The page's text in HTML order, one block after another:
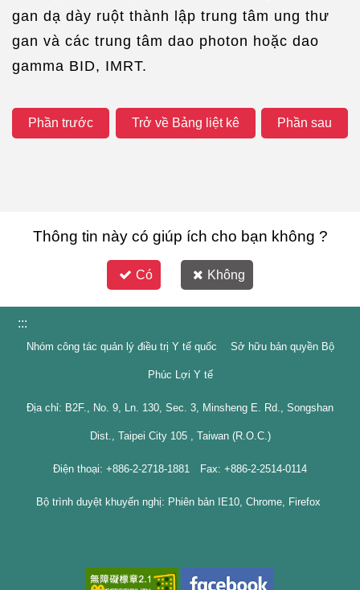
gan dạ dày ruột thành lập trung tâm ung thư
gan và các trung tâm dao photon hoặc dao
gamma BID, IMRT.
Phần trước Trở về Bảng liệt kê Phần sau
Thông tin này có giúp ích cho bạn không ?
Có Không
:::
Nhóm công tác quản lý điều trị Y tế quốc Sở hữu bản quyền Bộ
Phúc Lợi Y tế
Địa chỉ: B2F., No. 9, Ln. 130, Sec. 3, Minsheng E. Rd., Songshan
Dist., Taipei City 105 , Taiwan (R.O.C.)
Điện thoại: +886-2-2718-1881 Fax: +886-2-2514-0114
Bộ trình duyệt khuyến nghị: Phiên bản IE10, Chrome, Firefox